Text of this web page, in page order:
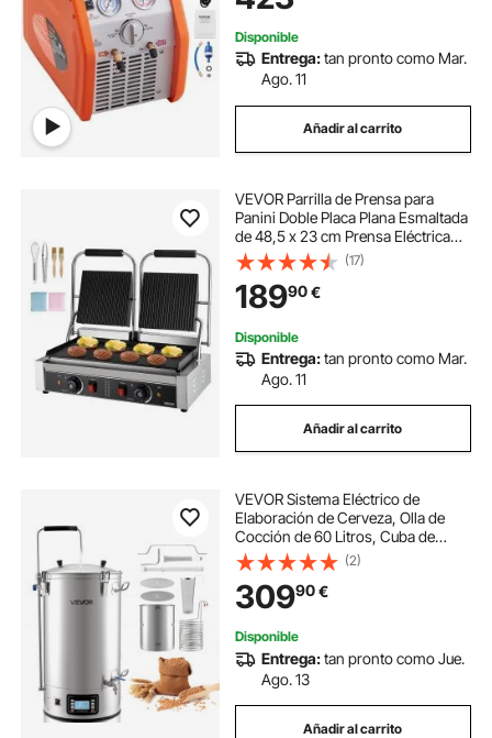
Acondicionado de Coche
Disponible
Entrega:tan pronto como Mar.
Ago. 11
Añadir al carrito
VEVOR Parrilla de Prensa para
Panini Doble Placa Plana Esmaltada
de 48,5 x 23 cm Prensa Eléctrica
para Sándwiches de Acero
Inoxidable Control de Temperatura
para Hamburguesas, Filetes,
Tocino
(17)
18990€
Disponible
Entrega:tan pronto como Mar.
Ago. 11
Añadir al carrito
VEVOR Sistema Eléctrico de
Elaboración de Cerveza, Olla de
Cocción de 60 Litros, Cuba de
Maceración con Memoria de
Recetas, Modo Automático/Manual,
Panel de Control y Tubo de
Circulación, Plata
(2)
30990€
Disponible
Entrega:tan pronto como Jue.
Ago. 13
Añadir al carrito